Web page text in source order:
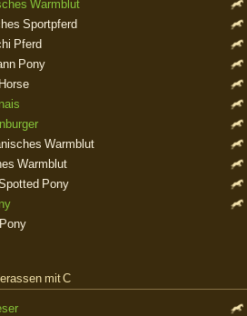
Warmblut
Sportpferd
Pferd
Pony
Warmblut
Warmblut
Pony
mit C